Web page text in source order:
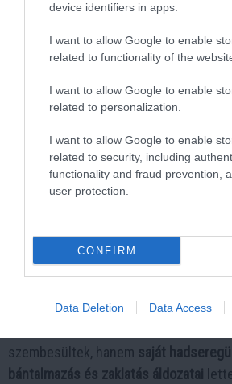
device identifiers in apps.
I want to allow Google to enable
related to functionality of the
I want to allow Google to enable
related to personalization.
I want to allow Google to enable
related to security, including
functionality and fraud prevention,
user protection.
CONFIRM
Data Deletion Data Access
v=VcGM6hr1XmA
Hadseregben?
szembesültek, hanem saját
bántalmazás és zaklatás áldozatai